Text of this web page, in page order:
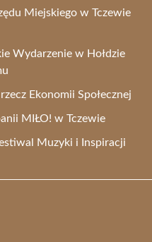
Miejskiego w Tczewie
Wydarzenie w Hołdzie
Ekonomii Społecznej
MIŁO! w Tczewie
Muzyki i Inspiracji